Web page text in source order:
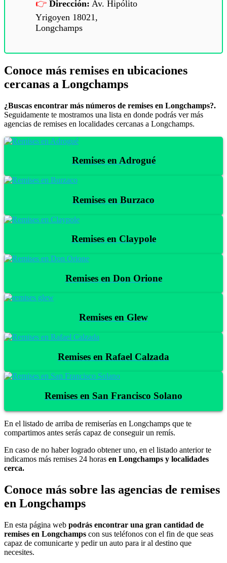
Dirección: Av. Hipólito
Yrigoyen 18021,
Longchamps
Conoce más remises en ubicaciones
cercanas a Longchamps
¿Buscas encontrar más números de remises en Longchamps?.
Seguidamente te mostramos una lista en donde podrás ver más
agencias de remises en localidades cercanas a Longchamps.
Remises en Adrogué
Remises en Burzaco
Remises en Claypole
Remises en Don Orione
Remises en Glew
Remises en Rafael Calzada
Remises en San Francisco Solano
En el listado de arriba de remiserías en Longchamps que te
compartimos antes serás capaz de conseguir un remís.
En caso de no haber logrado obtener uno, en el listado anterior te
indicamos más remises 24 horas en Longchamps y localidades
cerca.
Conoce más sobre las agencias de remises
en Longchamps
En esta página web podrás encontrar una gran cantidad de
remises en Longchamps con sus teléfonos con el fin de que seas
capaz de comunicarte y pedir un auto para ir al destino que
necesites.